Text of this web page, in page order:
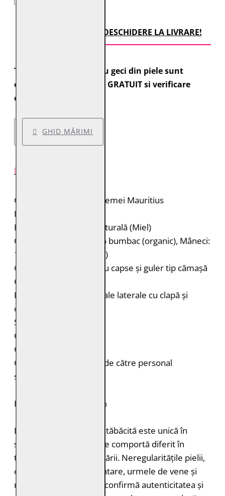
TRANSPORT CU DESCHIDERE LA LIVRARE!
Toate comenzile pentru geci din piele sunt
expediate cu transport GRATUIT si verificare
colet.
GHID MĂRIMI
Geacă de piele pentru femei Mauritius
Brand: Mauritius
Material: 100% piele naturală (Miel)
Căptușeală: Corp: 100% bumbac (organic), Mâneci:
100% poliester (reciclat)
Geacă de piele nubuk cu capse și guler tip cămașă
Cusături decorative
Două buzunare orizontale laterale cu clapă și
capsă pe piept
Șnur reglabil în talie
Capsă la mâneci
Croială: Regular Fit
Curățare: Spălare doar de către personal
specializat
PIELE NATURALĂ: 100%
Fiecare bucată de piele tăbăcită este unică în
structură, grosimea și se comportă diferit în
timpul vopsirii și procesării. Neregularitățile pielii,
cum ar fi petele pigmentare, urmele de vene și
mușcăturile de insecte confirmă autenticitatea și